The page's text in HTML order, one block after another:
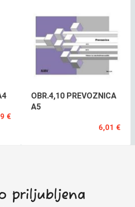
€
OBR.4,10 PREVOZNICA
A5
6,01 €
priljubljena